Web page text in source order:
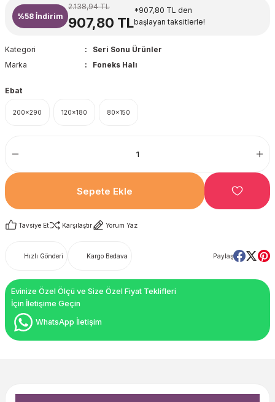
%58 İndirim
2.138,94 TL
907,80 TL
*907,80 TL den
başlayan taksitlerle!
Kategori
Seri Sonu Ürünler
Marka
Foneks Halı
Ebat
200x290 120x180 80x150
Sepete Ekle
Tavsiye Et Karşılaştır Yorum Yaz
Hızlı Gönderi Kargo Bedava Paylaş
Evinize Özel Ölçü ve Size Özel Fiyat Teklifleri
İçin İletişime Geçin
WhatsApp İletişim